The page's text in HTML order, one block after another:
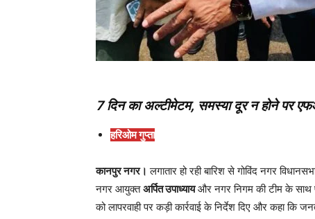
7 दिन का अल्टीमेटम, समस्या दूर न होने पर
हरिओम गुप्ता
कानपुर नगर। लगातार हो रही बारिश से गोविंद नगर
नगर आयुक्तअर्पित उपाध्यायऔर नगर निगम की टीम के साथ
को लापरवाही पर कड़ी कार्रवाई के निर्देश दिए और कहा कि